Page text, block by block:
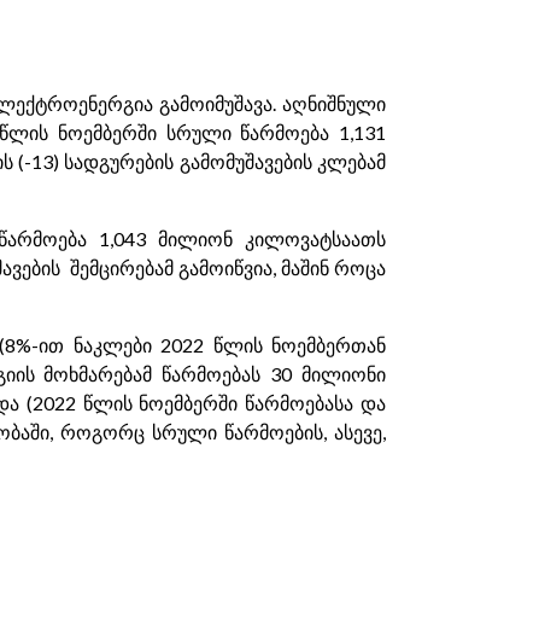
გამოიმუშავა. აღნიშნული
ნოემბერში სრული წარმოება 1,131
სადგურების გამომუშავების კლებამ
1,043 მილიონ კილოვატსაათს
შემცირებამ გამოიწვია, მაშინ როცა
ით ნაკლები 2022 წლის ნოემბერთან
მოხმარებამ წარმოებას 30 მილიონი
(2022 წლის ნოემბერში წარმოებასა და
როგორც სრული წარმოების, ასევე,